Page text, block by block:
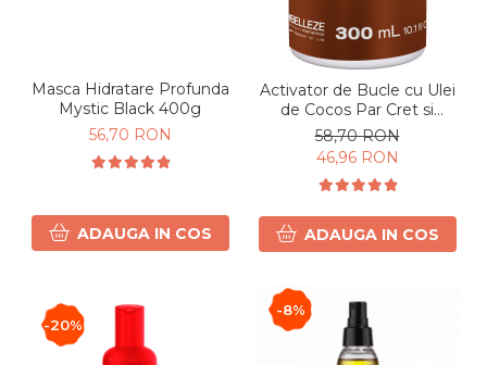
Masca Hidratare Profunda
Mystic Black 400g
56,70 RON
ADAUGA IN COS
Activator de Bucle cu Ulei
de Cocos Par Cret si
Ondulat 300 ml
58,70 RON
46,96 RON
ADAUGA IN COS
-20%
-8%